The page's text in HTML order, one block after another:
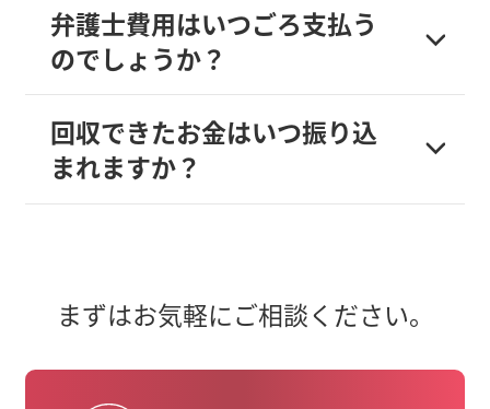
弁護士費用はいつごろ支払う
のでしょうか？
回収できたお金はいつ振り込
まれますか？
まずはお気軽にご相談ください。